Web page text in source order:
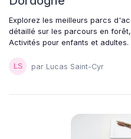
Explorez les meilleurs parcs
détaillé sur les parcours en
Activités pour enfants et adultes.
par Lucas Saint-Cyr